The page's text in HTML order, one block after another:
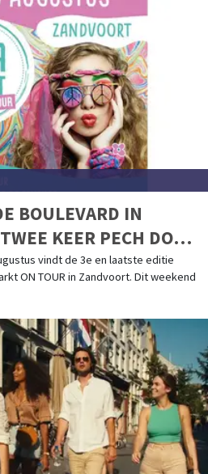
BOULEVARD IN
KEER PECH DOOR
VOOR EEN LAATSTE
vindt de 3e en laatste editie
ON TOUR in Zandvoort. Dit weekend